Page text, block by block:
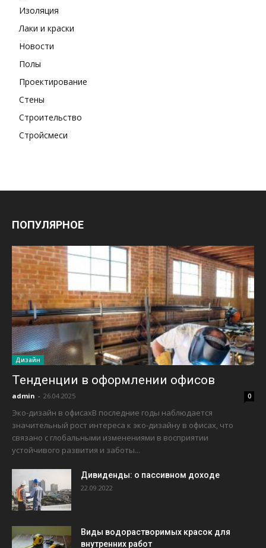
Изоляция
Лаки и краски
Новости
Полы
Проектирование
Стены
Строительство
Стройсмеси
ПОПУЛЯРНОЕ
Дизайн
Тенденции в оформлении офисов
admin - 26.04.2025 0
Эко-дизайн в офисахВ последние годы наблюдается
значительный рост интереса к эко-дизайну в офисах, что
связано с глобальными изменениями в восприятии
устойчивого развития и заботы...
Дивиденды: о пассивном доходе
22.09.2022
Виды водорастворимых красок для
внутренних работ